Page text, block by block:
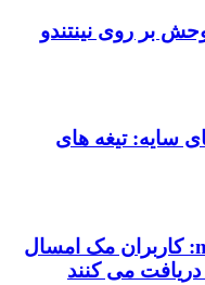
بر روی نینتندو
سایه: تیغه های
نقد و بررسی macOS Sierra: کاربران مک امسال
می کنند